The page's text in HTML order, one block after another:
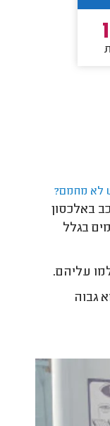
לא מחמם?
באלכסון
בגלל
עליהם.
גבוה